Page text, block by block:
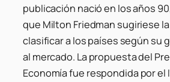
publicación nació en los años
que Milton Friedman sugiriese
clasificar a los países según su
al mercado. La propuesta del
Economía fue respondida por